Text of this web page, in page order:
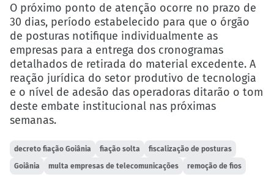
O próximo ponto de atenção ocorre no prazo de
30 dias, período estabelecido para que o órgão
de posturas notifique individualmente as
empresas para a entrega dos cronogramas
detalhados de retirada do material excedente. A
reação jurídica do setor produtivo de tecnologia
e o nível de adesão das operadoras ditarão o tom
deste embate institucional nas próximas
semanas.
decreto fiação Goiânia fiação solta fiscalização de posturas
Goiânia multa empresas de telecomunicações remoção de fios